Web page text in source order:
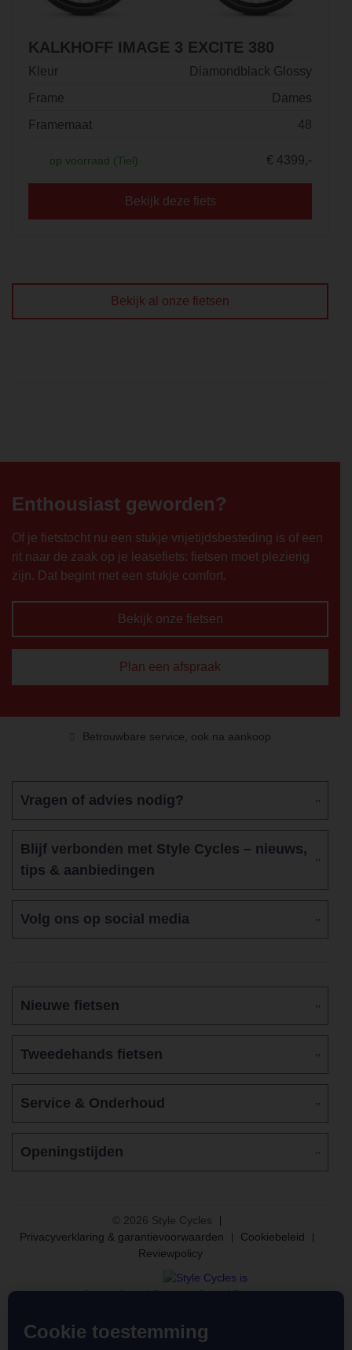
KALKHOFF IMAGE 3 EXCITE 380
Kleur
Diamondblack Glossy
Frame
Dames
Framemaat
48
op voorraad (Tiel) € 4399,-
Bekijk deze fiets
Bekijk al onze fietsen
Enthousiast geworden?
Of je fietstocht nu een stukje vrijetijdsbesteding is of een
rit naar de zaak op je leasefiets: fietsen moet plezierig
zijn. Dat begint met een stukje comfort.
Bekijk onze fietsen
Plan een afspraak
Betrouwbare service, ook na aankoop
Vragen of advies nodig?
Blijf verbonden met Style Cycles – nieuws,
tips & aanbiedingen
Volg ons op social media
Nieuwe fietsen
Tweedehands fietsen
Service & Onderhoud
Openingstijden
© 2026 Style Cycles
Privacyverklaring & garantievoorwaarden
Cookiebeleid
Reviewpolicy
Aangesloten bij